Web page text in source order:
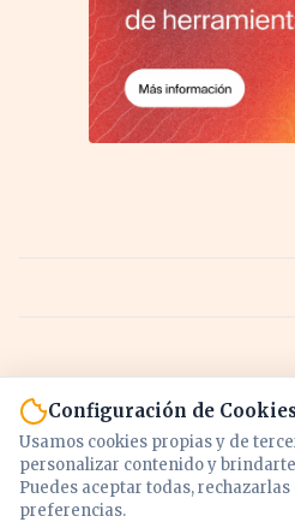
Configuración de
Usamos cookies propias y de
personalizar contenido y
Puedes aceptar todas,
preferencias.